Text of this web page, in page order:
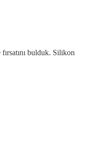
bulduk. Silikon